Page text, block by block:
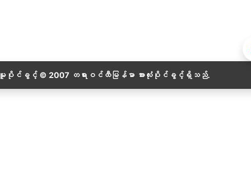
မူပိုင်ခွင့် © 2007 တရားဝင်ထီမြန်မာ အားလုံးပိုင်ခွင့်ရှိသည်.